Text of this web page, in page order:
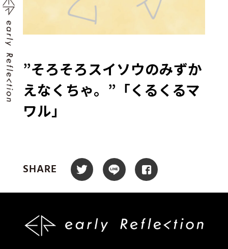
”そろそろスイソウのみずか
えなくちゃ。”「くるくるマ
ワル」
SHARE